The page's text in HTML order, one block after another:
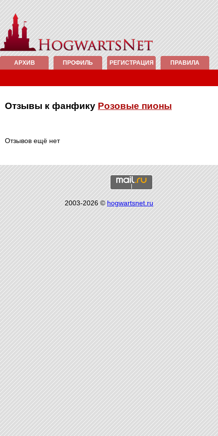
АРХИВ ПРОФИЛЬ РЕГИСТРАЦИЯ ПРАВИЛА
Отзывы к фанфику Розовые пионы
Отзывов ещё нет
2003-2026 ©hogwartsnet.ru